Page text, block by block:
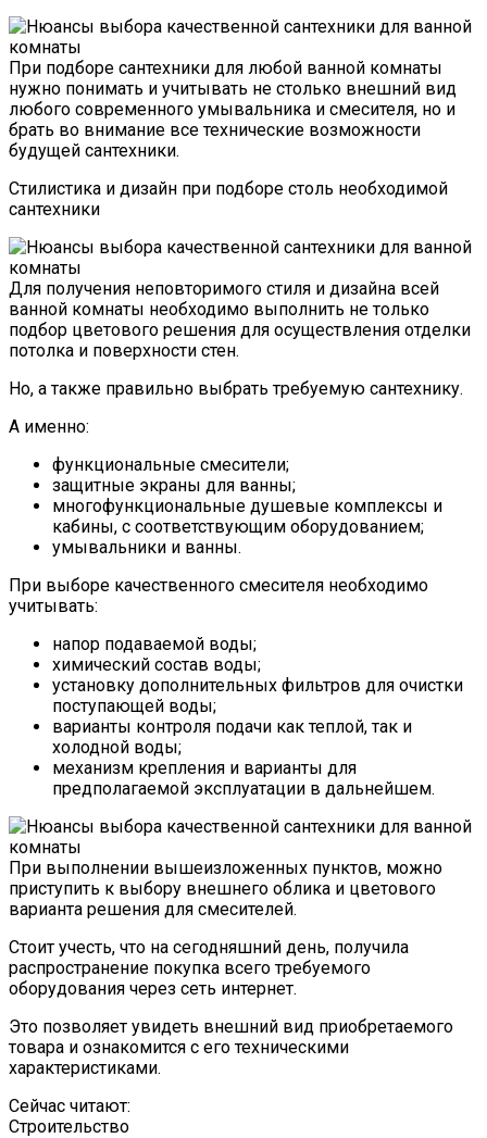
При подборе сантехники для любой ванной комнаты
нужно понимать и учитывать не столько внешний вид
любого современного умывальника и смесителя, но и
брать во внимание все технические возможности
будущей сантехники.
Стилистика и дизайн при подборе столь необходимой
сантехники
Для получения неповторимого стиля и дизайна всей
ванной комнаты необходимо выполнить не только
подбор цветового решения для осуществления отделки
потолка и поверхности стен.
Но, а также правильно выбрать требуемую сантехнику.
А именно:
функциональные смесители;
защитные экраны для ванны;
многофункциональные душевые комплексы и
кабины, с соответствующим оборудованием;
умывальники и ванны.
При выборе качественного смесителя необходимо
учитывать:
напор подаваемой воды;
химический состав воды;
установку дополнительных фильтров для очистки
поступающей воды;
варианты контроля подачи как теплой, так и
холодной воды;
механизм крепления и варианты для
предполагаемой эксплуатации в дальнейшем.
При выполнении вышеизложенных пунктов, можно
приступить к выбору внешнего облика и цветового
варианта решения для смесителей.
Стоит учесть, что на сегодняшний день, получила
распространение покупка всего требуемого
оборудования через сеть интернет.
Это позволяет увидеть внешний вид приобретаемого
товара и ознакомится с его техническими
характеристиками.
Сейчас читают:
Строительство